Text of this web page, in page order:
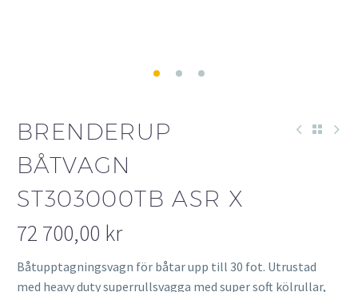
BRENDERUP
BÅTVAGN
ST303000TB ASR X
72 700,00 kr
Båtupptagningsvagn för båtar upp till 30 fot. Utrustad
med heavy duty superrullsvagga med super soft kölrullar,